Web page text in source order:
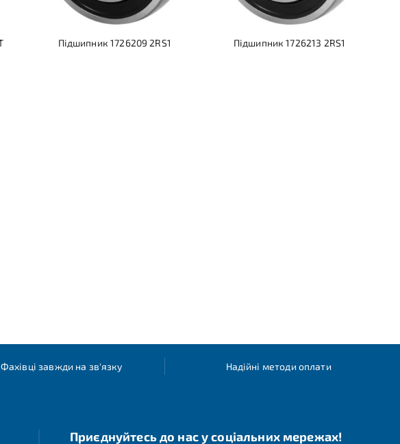
Підшипник 1726209 2RS1 Підшипник 1726213 2RS1
Фахівці завжди на зв'язку Надійні методи оплати
Приєднуйтесь до нас у соціальних мережах!